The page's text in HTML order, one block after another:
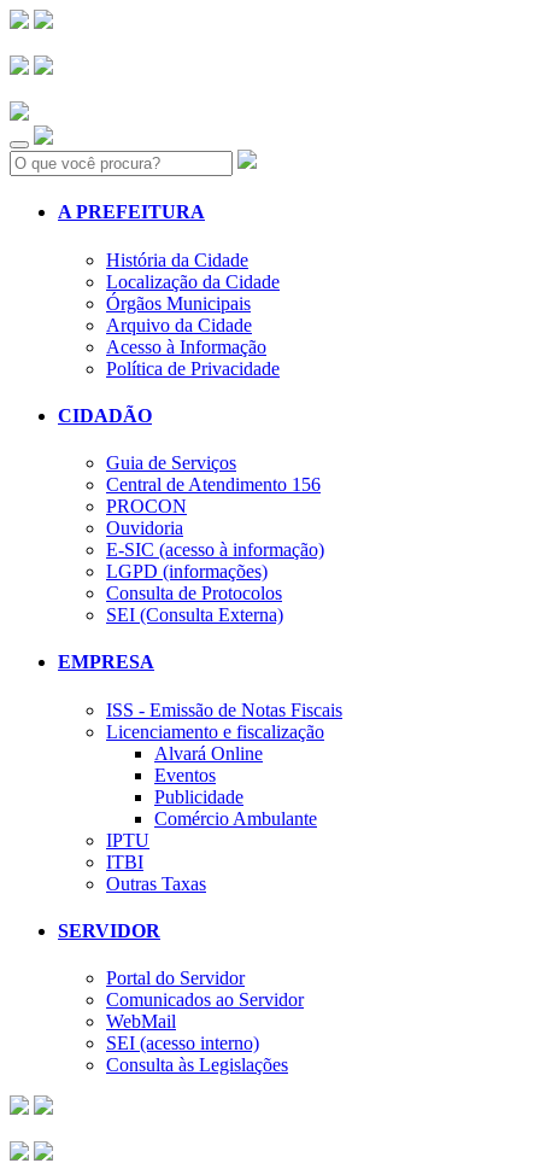
Search:
A PREFEITURA
História da Cidade
Localização da Cidade
Órgãos Municipais
Arquivo da Cidade
Acesso à Informação
Política de Privacidade
CIDADÃO
Guia de Serviços
Central de Atendimento 156
PROCON
Ouvidoria
E-SIC (acesso à informação)
LGPD (informações)
Consulta de Protocolos
SEI (Consulta Externa)
EMPRESA
ISS - Emissão de Notas Fiscais
Licenciamento e fiscalização
Alvará Online
Eventos
Publicidade
Comércio Ambulante
IPTU
ITBI
Outras Taxas
SERVIDOR
Portal do Servidor
Comunicados ao Servidor
WebMail
SEI (acesso interno)
Consulta às Legislações